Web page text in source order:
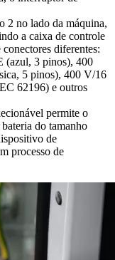
2 no lado da máquina,
a caixa de controle
diferentes:
(azul, 3 pinos), 400
5 pinos), 400 V/16
62196) e outros
permite o
do tamanho
de
processo de